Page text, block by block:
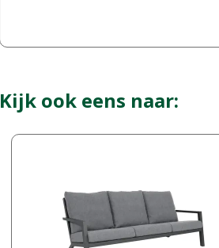
Kijk ook eens naar: